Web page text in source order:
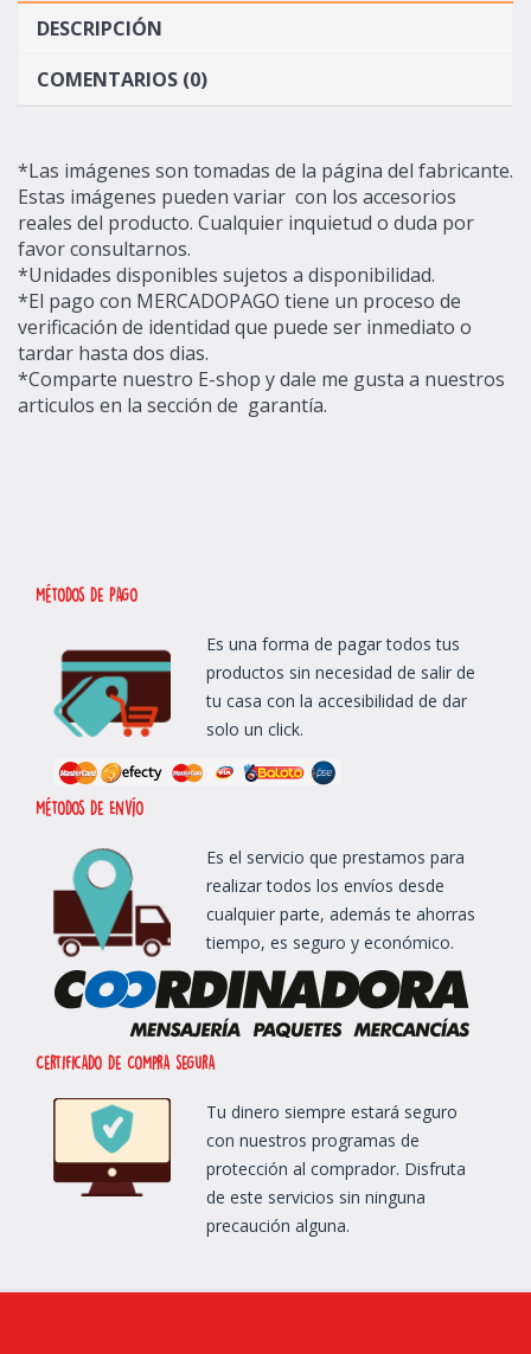
DESCRIPCIÓN
COMENTARIOS (0)
*Las imágenes son tomadas de la página del fabricante.
Estas imágenes pueden variar con los accesorios
reales del producto. Cualquier inquietud o duda por
favor consultarnos.
*Unidades disponibles sujetos a disponibilidad.
*El pago con MERCADOPAGO tiene un proceso de
verificación de identidad que puede ser inmediato o
tardar hasta dos dias.
*Comparte nuestro E-shop y dale me gusta a nuestros
articulos en la sección de garantía.
métodos de Pago
Es una forma de pagar todos tus
productos sin necesidad de salir de
tu casa con la accesibilidad de dar
solo un click.
métodos de Envío
Es el servicio que prestamos para
realizar todos los envíos desde
cualquier parte, además te ahorras
tiempo, es seguro y económico.
Certificado de Compra segura
Tu dinero siempre estará seguro
con nuestros programas de
protección al comprador. Disfruta
de este servicios sin ninguna
precaución alguna.